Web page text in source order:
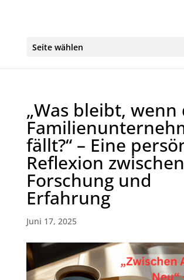
Seite wählen
„Was bleibt, wenn
fällt?“ – Eine
Reflexion zwischen
Forschung und
Erfahrung
Juni 17, 2025